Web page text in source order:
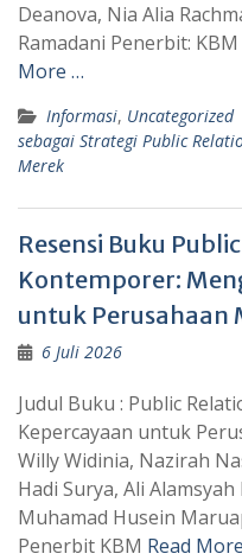
Deanova, Nia Alia
Ramadani Penerbit:
More …
Informasi, Uncategorized
sebagai Strategi Public
Merek
Resensi Buku
Kontemporer:
untuk Perusahaan
6 Juli 2026
Judul Buku : Public
Kepercayaan untuk
Willy Widinia, Nazirah
Hadi Surya, Ali
Muhamad Husein
Penerbit KBM Read